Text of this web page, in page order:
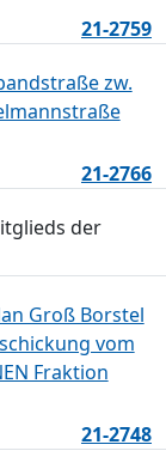
21-2759
zw.
21-2766
der
Groß Borstel
vom
Fraktion
21-2748